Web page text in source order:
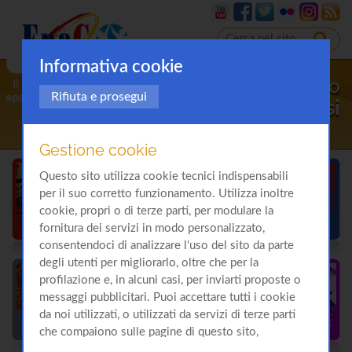
Il sito
Cirrosi
Informativa cookie
Rifiuta e prosegui
Gestione cookie
Questo sito utilizza cookie tecnici indispensabili
per il suo corretto funzionamento. Utilizza inoltre
cookie, propri o di terze parti, per modulare la
fornitura dei servizi in modo personalizzato,
consentendoci di analizzare l'uso del sito da parte
degli utenti per migliorarlo, oltre che per la
profilazione e, in alcuni casi, per inviarti proposte o
messaggi pubblicitari. Puoi accettare tutti i cookie
da noi utilizzati, o utilizzati da servizi di terze parti
che compaiono sulle pagine di questo sito,
premendo il pulsante "Accetta tutti i cookie"